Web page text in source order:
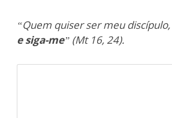
“Quem quiser ser meu discípulo,
e siga-me” (Mt 16, 24).